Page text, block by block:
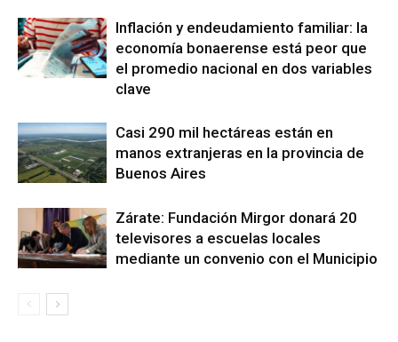
Inflación y endeudamiento familiar: la
economía bonaerense está peor que
el promedio nacional en dos variables
clave
Casi 290 mil hectáreas están en
manos extranjeras en la provincia de
Buenos Aires
Zárate: Fundación Mirgor donará 20
televisores a escuelas locales
mediante un convenio con el Municipio